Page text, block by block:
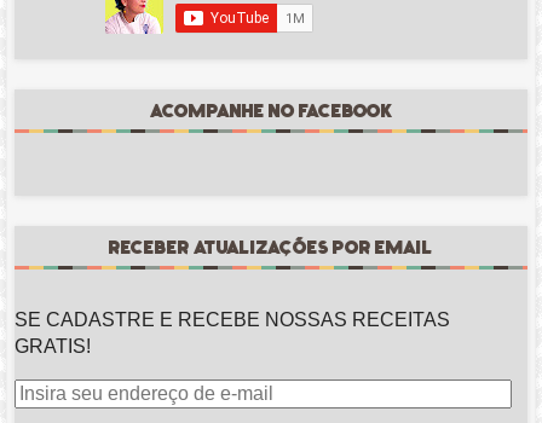
ACOMPANHE NO FACEBOOK
RECEBER ATUALIZAÇÕES POR EMAIL
SE CADASTRE E RECEBE NOSSAS RECEITAS
GRATIS!
Insira